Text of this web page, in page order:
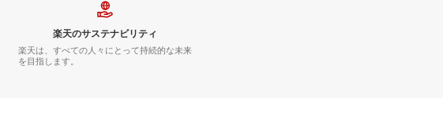
楽天のサステナビリティ
楽天は、すべての人々にとって持続的な未来
を目指します。